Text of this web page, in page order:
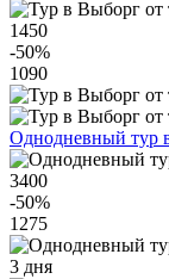
1450
-50%
1090
Однодневный тур
3400
-50%
1275
3 дня